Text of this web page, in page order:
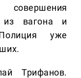
из вагона и
уже
Трифанов.